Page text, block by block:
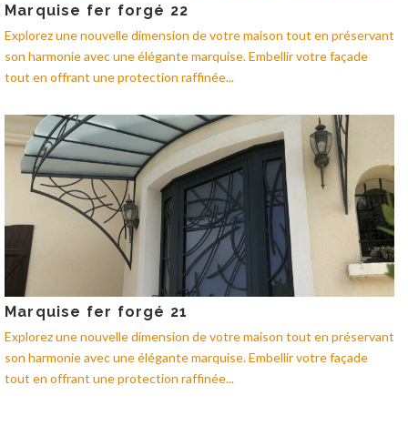
Marquise fer forgé 22
Explorez une nouvelle dimension de votre maison tout en préservant
son harmonie avec une élégante marquise. Embellir votre façade
tout en offrant une protection raffinée...
Marquise fer forgé 21
Explorez une nouvelle dimension de votre maison tout en préservant
son harmonie avec une élégante marquise. Embellir votre façade
tout en offrant une protection raffinée...